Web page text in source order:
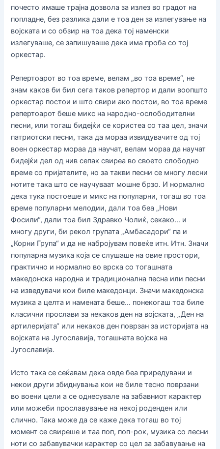
почесто имаше трајна дозвола за излез во градот на
попладне, без разлика дали е тоа ден за излегување на
војската и со обзир на тоа дека тој наменски
излегуваше, се запишуваше дека има проба со тој
оркестар.
Репертоарот во тоа време, велам „во тоа време“, не
знам каков би бил сега таков репертор и дали воопшто
оркестар постои и што свири ако постои, во тоа време
репертоарот беше микс на народно-ослободителни
песни, или тогаш бидејќи се користеа со таа цел, значи
патриотски песни, така да мораа извидувачите од тој
воен оркестар мораа да научат, велам мораа да научат
бидејќи дел од нив сепак свиреа во своето слободно
време со пријателите, но за такви песни се многу лесни
нотите така што се научуваат мошне брзо. И нормално
дека тука постоеше и микс на популарни, тогаш во тоа
време популарни мелодии, дали тоа беа „Нови
Фосили“, дали тоа бил Здравко Чолиќ, секако… и
многу други, би рекол групата „Амбасадори“ па и
„Корни Група“ и да не набројувам повеќе итн. Итн. Значи
популарна музика која се слушаше на овие простори,
практично и нормално во врска со тогашната
македонска народна и традиционална песна или песни
на изведувачи кои биле македонци. Значи македонска
музика а целта и намената беше… понекогаш тоа биле
класични прослави за некаков ден на војската, „Ден на
артилеријата“ или некаков ден поврзан за историјата на
војската на Југославија, тогашната војска на
Југославија.
Исто така се сеќавам дека овде беа приредувани и
некои други збиднувања кои не биле тесно поврзани
во воени цели а се однесувале на забавниот карактер
или можеби прославување на некој роденден или
слично. Така може да се каже дека тогаш во тој
момент се свиреше и таа поп, поп-рок, музика со лесни
ноти со забавувачки карактер со цел за забавување на